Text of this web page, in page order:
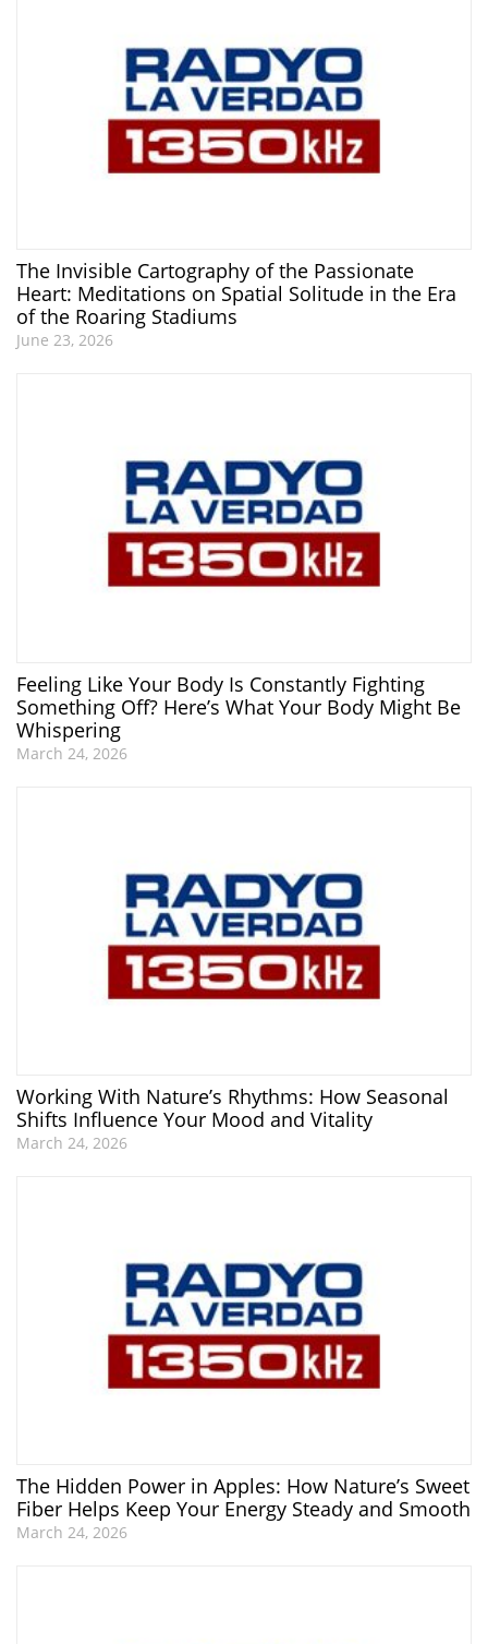
The Invisible Cartography of the Passionate
Heart: Meditations on Spatial Solitude in the Era
of the Roaring Stadiums
June 23, 2026
Feeling Like Your Body Is Constantly Fighting
Something Off? Here’s What Your Body Might Be
Whispering
March 24, 2026
Working With Nature’s Rhythms: How Seasonal
Shifts Influence Your Mood and Vitality
March 24, 2026
The Hidden Power in Apples: How Nature’s Sweet
Fiber Helps Keep Your Energy Steady and Smooth
March 24, 2026